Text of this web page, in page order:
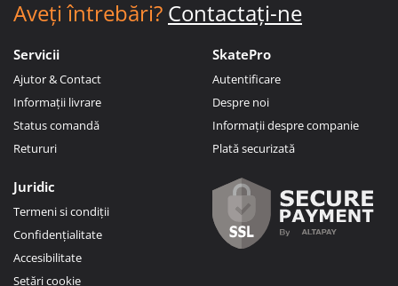
Aveți întrebări? Contactați-ne
Servicii
Ajutor & Contact
Informații livrare
Status comandă
Retururi
SkatePro
Autentificare
Despre noi
Informații despre companie
Plată securizată
Juridic
Termeni si condiții
Confidențialitate
Accesibilitate
Setări cookie